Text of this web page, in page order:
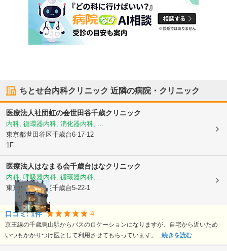
ちとせ台内科クリニック 近隣の病院・クリニック
医療法人社団虹の会世田谷千歳クリニック
内科, 循環器内科, 消化器内科, ...
東京都世田谷区千歳台6-17-12
1F
医療法人はなまる会千歳台はなクリニック
内科, 呼吸器内科, 循環器内科, ...
東京都世田谷区千歳台5-22-1
口コミ:1件 4
京王線の千歳烏山駅からバスのロケーションになりますが、自宅から近いため
いつもかかりつけ医として利用させてもらっています。...続きを読む